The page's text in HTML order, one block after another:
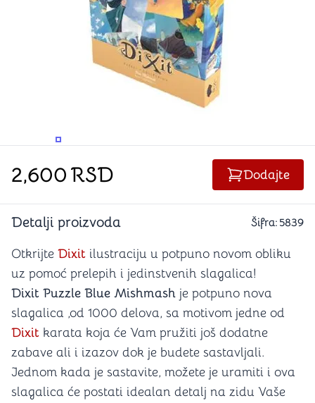
PROMENITE UGAO GLEDANJAPROMENITE UGAO GLEDANJA
2,600RSD Dodajte
Detalji proizvoda Šifra: 5839
Otkrijte Dixit ilustraciju u potpuno novom obliku
uz pomoć prelepih i jedinstvenih slagalica!
Dixit Puzzle Blue Mishmash je potpuno nova
slagalica ,od 1000 delova, sa motivom jedne od
Dixit karata koja će Vam pružiti još dodatne
zabave ali i izazov dok je budete sastavljali.
Jednom kada je sastavite, možete je uramiti i ova
slagalica će postati idealan detalj na zidu Vaše